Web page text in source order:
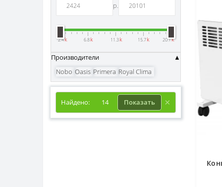
р.
2.4k 6.8k 11.3k 15.7k 20.1k
Производители
Nobo Oasis Primera Royal Clima
Найдено: 14 Показать